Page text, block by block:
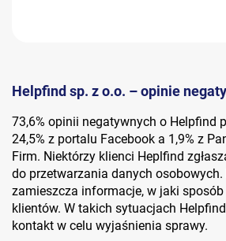
Helpfind sp. z o.o. – opinie
73,6% opinii negatywnych o Helpfind
24,5% z portalu Facebook a 1,9% z
Firm. Niektórzy klienci Heplfind
do przetwarzania danych osobowych.
zamieszcza informacje, w jaki
klientów. W takich sytuacjach
kontakt w celu wyjaśnienia sprawy.